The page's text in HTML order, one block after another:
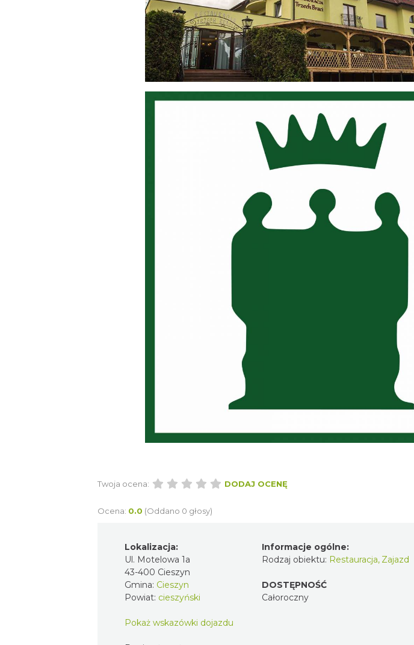
Twoja ocena: DODAJ OCENĘ
Ocena: 0.0 (Oddano 0 głosy)
Lokalizacja:
Ul. Motelowa 1a
43-400 Cieszyn
Gmina: Cieszyn
Powiat: cieszyński
Pokaż wskazówki dojazdu
Informacje ogólne:
Rodzaj obiektu: Restauracja, Zajazd
DOSTĘPNOŚĆ
Całoroczny